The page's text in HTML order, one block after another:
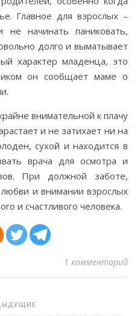
Главное для взрослых –
не начинать паниковать,
долго и выматывает
характер младенца, это
он сообщает маме о
внимательной к плачу
и не затихает ни на
сухой и находится в
врача для осмотра и
При должной заботе,
и внимании взрослых
и счастливого человека.
1 комментарий